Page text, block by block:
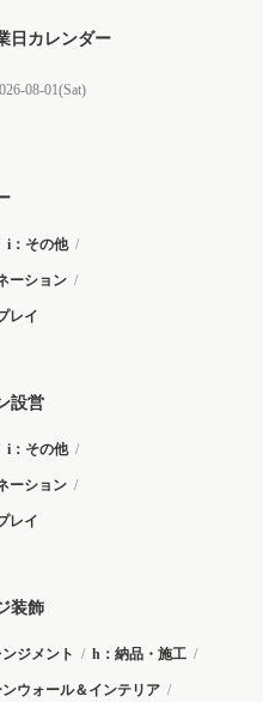
日カレンダー
08-01(Sat)
i：その他 /
ーション /
レイ
設営
i：その他 /
ーション /
レイ
装飾
ジメント / h：納品・施工 /
ンウォール＆インテリア /